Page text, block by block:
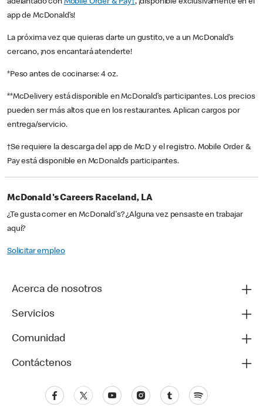
adelantado con Mobile Order & Pay†, ¡disponible exclusivamente en el
app de McDonald’s!
La próxima vez que quieras darte un gustito, ve a un McDonald’s
cercano, ¡nos encantará atenderte!
*Peso antes de cocinarse: 4 oz.
**McDelivery está disponible en McDonald’s participantes. Los precios
pueden ser más altos que en los restaurantes. Aplican cargos por
entrega/servicio.
†Se requiere la descarga del app de McD y el registro. Mobile Order &
Pay está disponible en McDonald’s participantes.
McDonald's Careers Raceland, LA
¿Te gusta comer en McDonald's? ¿Alguna vez pensaste en trabajar
aquí?
Solicitar empleo
Acerca de nosotros
Servicios
Comunidad
Contáctenos